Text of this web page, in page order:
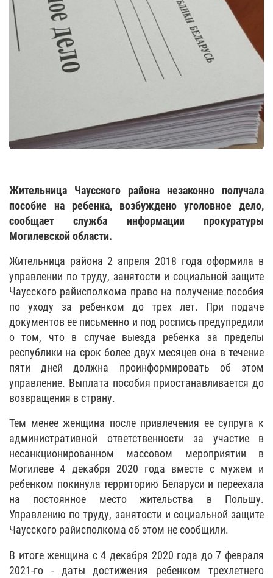
Жительница Чаусского района незаконно получала
пособие на ребенка, возбуждено уголовное дело,
сообщает служба информации прокуратуры
Могилевской области.
Жительница района 2 апреля 2018 года оформила в
управлении по труду, занятости и социальной защите
Чаусского райисполкома право на получение пособия
по уходу за ребенком до трех лет. При подаче
документов ее письменно и под роспись предупредили
о том, что в случае выезда ребенка за пределы
республики на срок более двух месяцев она в течение
пяти дней должна проинформировать об этом
управление. Выплата пособия приостанавливается до
возвращения в страну.
Тем менее женщина после привлечения ее супруга к
административной ответственности за участие в
несанкционированном массовом мероприятии в
Могилеве 4 декабря 2020 года вместе с мужем и
ребенком покинула территорию Беларуси и переехала
на постоянное место жительства в Польшу.
Управлению по труду, занятости и социальной защите
Чаусского райисполкома об этом не сообщили.
В итоге женщина с 4 декабря 2020 года до 7 февраля
2021-го - даты достижения ребенком трехлетнего